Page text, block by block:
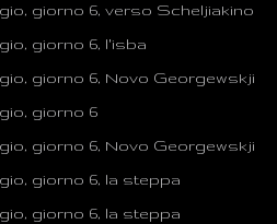
giorno 6, verso Scheljiakino
giorno 6, l'isba
giorno 6, Novo Georgewskji
giorno 6
giorno 6, Novo Georgewskji
giorno 6, la steppa
giorno 6, la steppa